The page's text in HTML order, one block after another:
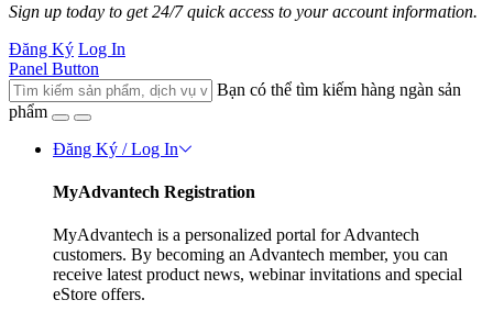
Sign up today to get 24/7 quick access to your account information.
Đăng Ký Log In
Panel Button
Bạn có thể tìm kiếm hàng ngàn sản
phẩm
Đăng Ký / Log In
MyAdvantech Registration
MyAdvantech is a personalized portal for Advantech
customers. By becoming an Advantech member, you can
receive latest product news, webinar invitations and special
eStore offers.